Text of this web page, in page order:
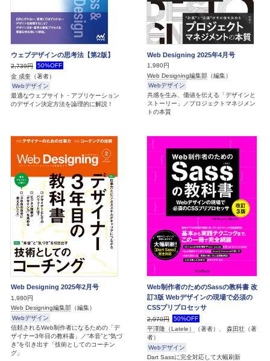
ウェブデザインの思考法【第2版】
2,739円
50%OFF
金 成奎 （著者）
Webデザイン
最適なウェブサイト・アプリケーション
のデザイン決定方法を論理的に解説！
Web Designing 2025年4月号
1,980円
Web Designing編集部 （編集）
Webデザイン
共感を生み、価値を伝える「デザインと
ストーリー」／プロジェクトマネジメン
トの本質
Web Designing 2025年2月号
1,980円
Web Designing編集部 （編集）
Webデザイン
信頼されるWeb制作者になるための「デ
ザイナー3年目の教科書」／“本音”と“気づ
き”を引き出す「技術としてのコーチン
グ」
Web制作者のためのSassの教科書 改
訂3版 Webデザインの現場で必須の
CSSプリプロセッサ
2,970円
50%OFF
平澤隆（Latele）
（著者）、 森田壮 （著
者）
Webデザイン
Dart Sassに完全対応して大幅刷新